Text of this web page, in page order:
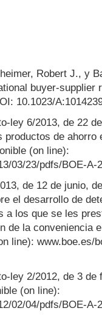
Robert J., y
buyer-supplier
10.1023/
ley 6/2013, de 22
productos de
(on line):
03/23/pdfs/BOE-A-
de 12 de junio,
el desarrollo de
a los que se les
de la conveniencia
line): www.boe.es/
ley 2/2012, de 3 de
(on line):
02/04/pdfs/BOE-A-